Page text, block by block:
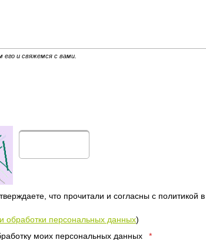
и свяжемся с вами.
что прочитали и согласны с политикой
обработки персональных данных)
моих персональных данных
*